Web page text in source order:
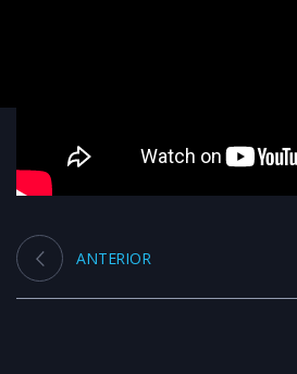
ANTERIOR